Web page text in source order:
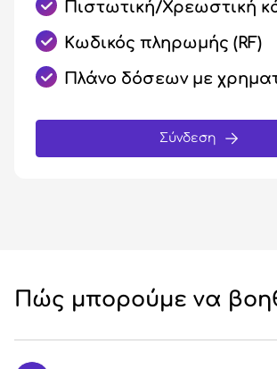
Πιστωτική/Χρεωστική
Κωδικός πληρωμής (RF)
Πλάνο δόσεων με
Σύνδεση
Πώς μπορούμε να